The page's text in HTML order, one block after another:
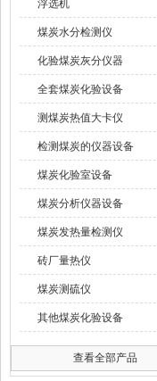
浮选机
煤炭水分检测仪
化验煤炭灰分仪器
全套煤炭化验设备
测煤炭热值大卡仪
检测煤炭的仪器设备
煤炭化验室设备
煤炭分析仪器设备
煤炭发热量检测仪
砖厂量热仪
煤炭测硫仪
其他煤炭化验设备
查看全部产品